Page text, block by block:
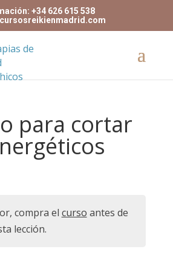
+34 626 615 538
para cortar
compra el curso antes de
lección.